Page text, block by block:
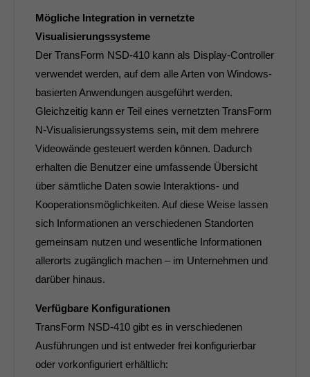
Mögliche Integration in vernetzte
Visualisierungssysteme
Der TransForm NSD-410 kann als Display-Controller
verwendet werden, auf dem alle Arten von Windows-
basierten Anwendungen ausgeführt werden.
Gleichzeitig kann er Teil eines vernetzten TransForm
N-Visualisierungssystems sein, mit dem mehrere
Videowände gesteuert werden können. Dadurch
erhalten die Benutzer eine umfassende Übersicht
über sämtliche Daten sowie Interaktions- und
Kooperationsmöglichkeiten. Auf diese Weise lassen
sich Informationen an verschiedenen Standorten
gemeinsam nutzen und wesentliche Informationen
allerorts zugänglich machen – im Unternehmen und
darüber hinaus.
Verfügbare Konfigurationen
TransForm NSD-410 gibt es in verschiedenen
Ausführungen und ist entweder frei konfigurierbar
oder vorkonfiguriert erhältlich: